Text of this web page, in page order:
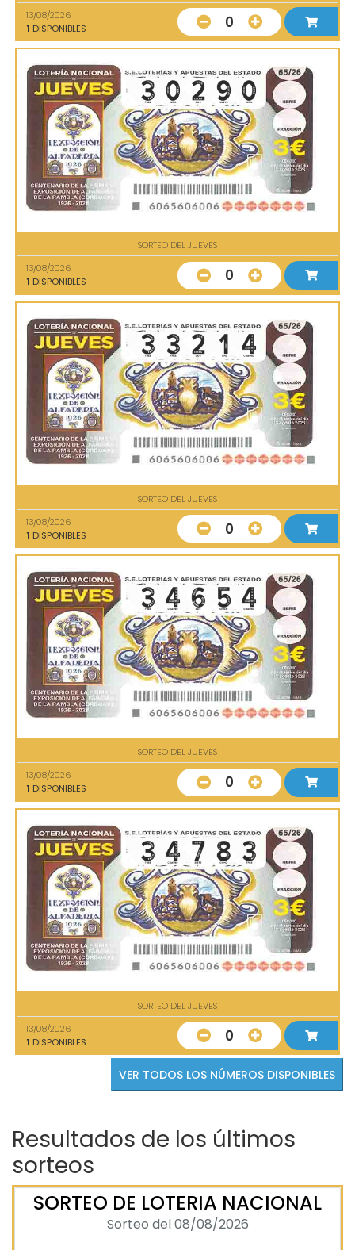
13/08/2026
1 DISPONIBLES 0
SORTEO DEL JUEVES
13/08/2026
1 DISPONIBLES 0
SORTEO DEL JUEVES
13/08/2026
1 DISPONIBLES 0
SORTEO DEL JUEVES
13/08/2026
1 DISPONIBLES 0
SORTEO DEL JUEVES
13/08/2026
1 DISPONIBLES 0
VER TODOS LOS NÚMEROS DISPONIBLES
Resultados de los últimos
sorteos
SORTEO DE LOTERIA NACIONAL
Sorteo del 08/08/2026